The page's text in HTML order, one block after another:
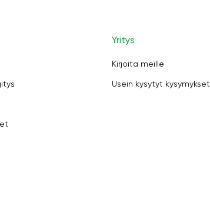
Yritys
Kirjoita meille
Usein kysytyt kysymykset